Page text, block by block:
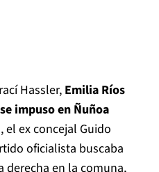
Hassler, Emilia Ríos
impuso en Ñuñoa
, el ex concejal Guido
oficialista buscaba
derecha en la comuna,